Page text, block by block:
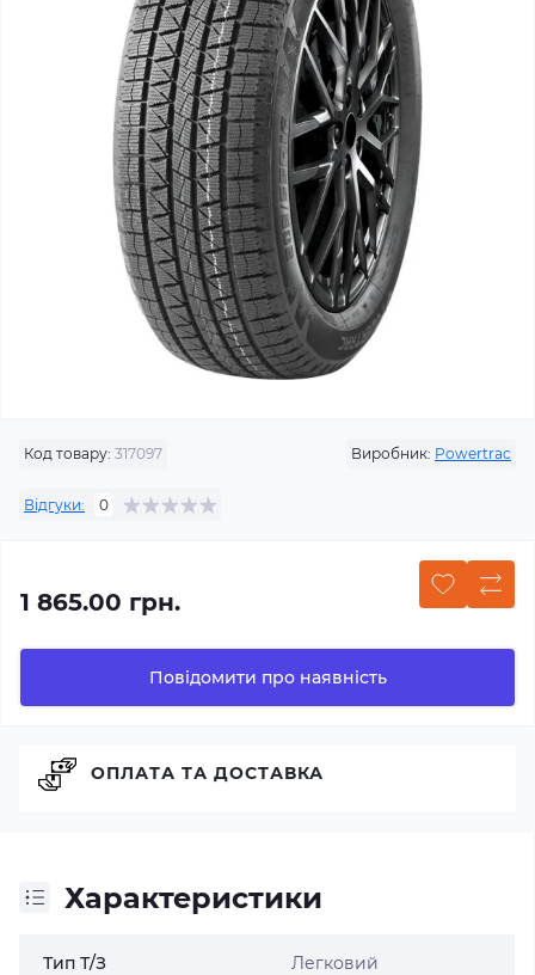
Код товару: 317097 Виробник: Powertrac
Відгуки: 0
1 865.00 грн.
Повідомити про наявність
Характеристики
Тип Т/З Легковий
ОПЛАТА ТА ДОСТАВКА